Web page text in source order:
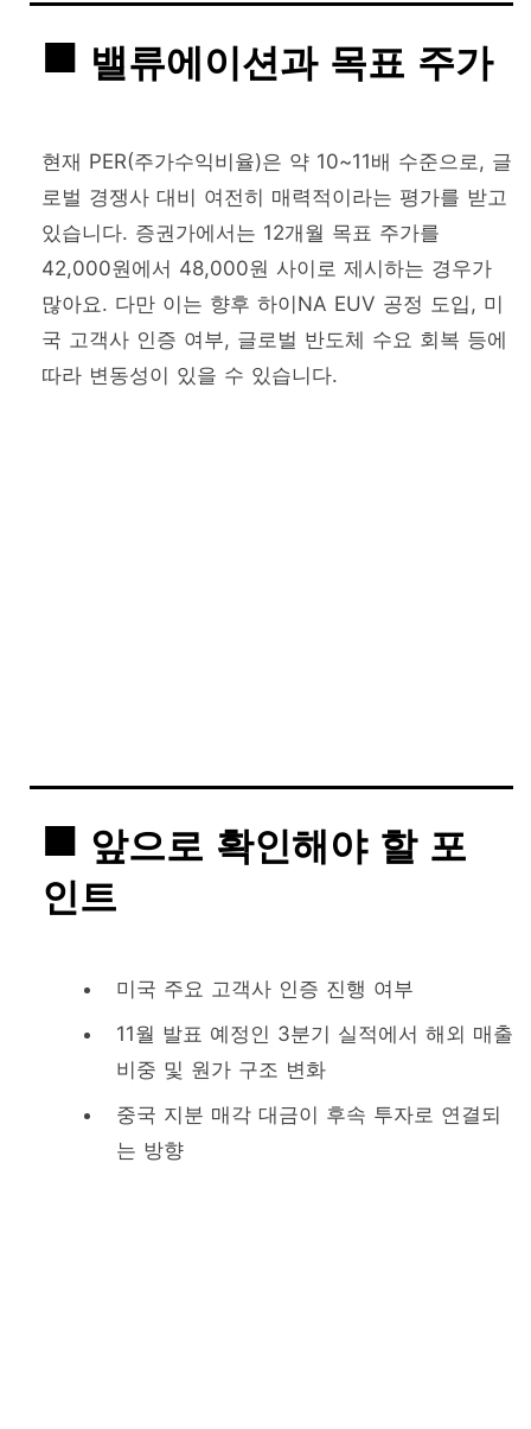
밸류에이션과 목표 주가
현재 PER(주가수익비율)은 약 10~11배 수준으로, 글
로벌 경쟁사 대비 여전히 매력적이라는 평가를 받고
있습니다. 증권가에서는 12개월 목표 주가를
42,000원에서 48,000원 사이로 제시하는 경우가
많아요. 다만 이는 향후 하이NA EUV 공정 도입, 미
국 고객사 인증 여부, 글로벌 반도체 수요 회복 등에
따라 변동성이 있을 수 있습니다.
앞으로 확인해야 할 포
인트
미국 주요 고객사 인증 진행 여부
11월 발표 예정인 3분기 실적에서 해외 매출
비중 및 원가 구조 변화
중국 지분 매각 대금이 후속 투자로 연결되
는 방향